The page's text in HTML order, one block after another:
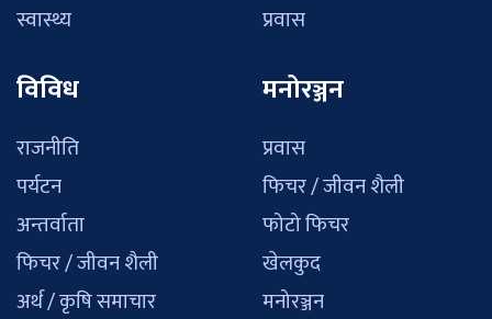
स्वास्थ्य
प्रवास
विविध
राजनीति
पर्यटन
अन्तर्वाता
फिचर / जीवन शैली
अर्थ / कृषि समाचार
मनोरञ्जन
प्रवास
फिचर / जीवन शैली
फोटो फिचर
खेलकुद
मनोरञ्जन